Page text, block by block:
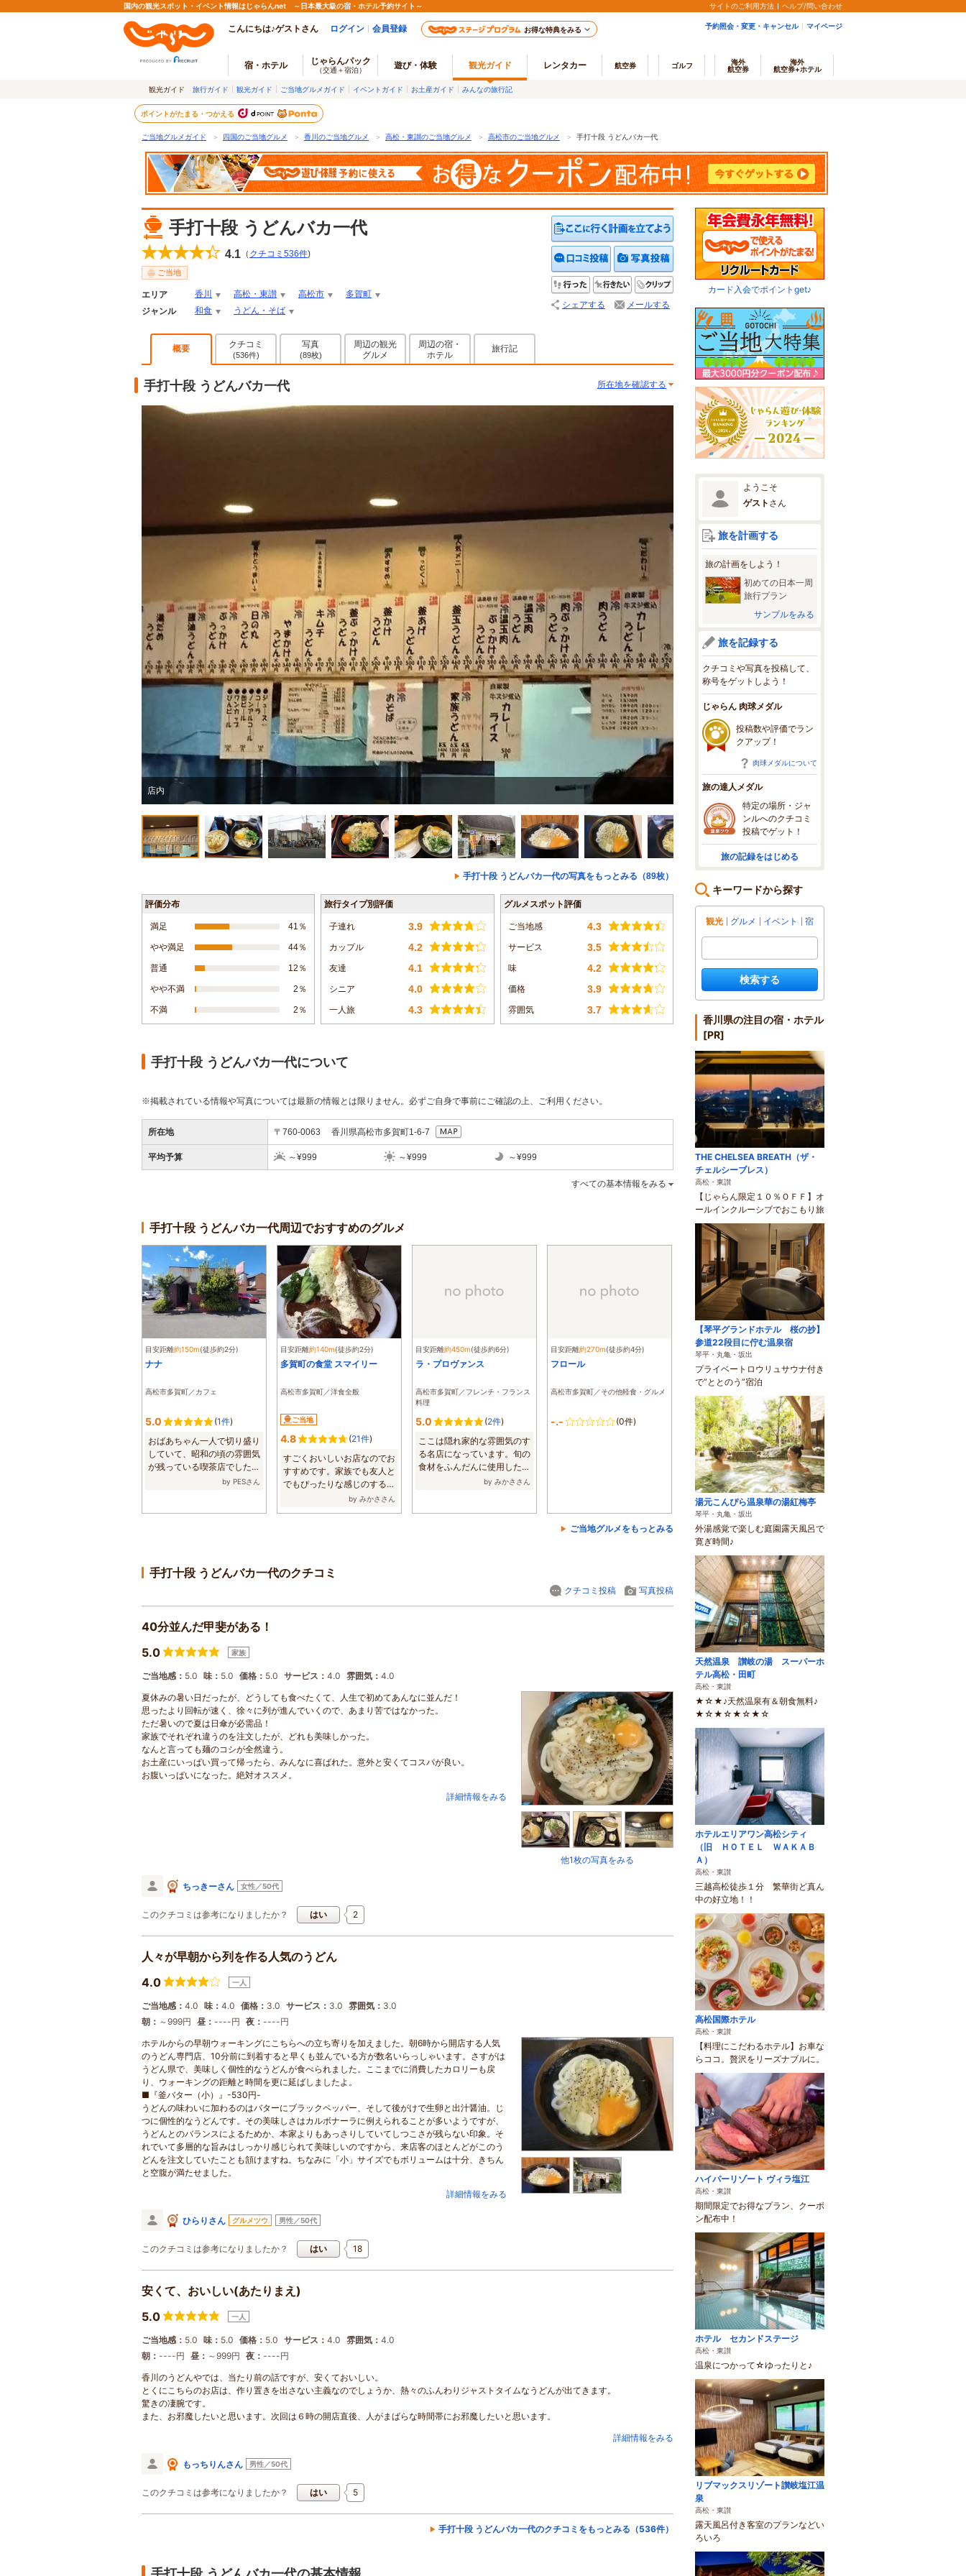
国内の観光スポット・イベント情報はじゃらんnet ～日本最大級の宿・ホテル予約サイト～ サイトのご利用方法 ヘルプ/問い合わせ
こんにちは♪ゲストさん ログイン 会員登録 お得な特典をみる 予約照会・変更・キャンセル マイページ
宿・ホテル じゃらんパック
（交通＋宿泊） 遊び・体験 観光ガイド レンタカー 航空券 ゴルフ
海外
航空券
海外
航空券+ホテル
観光ガイド 旅行ガイド 観光ガイド ご当地グルメガイド イベントガイド お土産ガイド みんなの旅行記
ポイントがたまる・つかえる
ご当地グルメガイド ＞ 四国のご当地グルメ ＞ 香川のご当地グルメ ＞ 高松・東讃のご当地グルメ ＞ 高松市のご当地グルメ ＞ 手打十段 うどんバカ一代
手打十段 うどんバカ一代
4.1 （ クチコミ 536件)
ご当地
エリア 香川 高松・東讃 高松市
多賀町
ジャンル
和食 うどん・そば
クチコミを投稿する写真を投稿する
行った 行きたい
シェアする メールする
概要 クチコミ
(536件)
写真
(89枚)
周辺の観光
グルメ
周辺の宿・
ホテル
旅行記
手打十段 うどんバカ一代 所在地を確認する
店内
手打十段 うどんバカ一代の写真をもっとみる（89枚）
評価分布
満足 41％
やや満足 44％
普通 12％
やや不満 2％
不満 2％
旅行タイプ別評価
子連れ 3.9
カップル 4.2
友達 4.1
シニア 4.0
一人旅 4.3
グルメスポット評価
ご当地感 4.3
サービス 3.5
味 4.2
価格 3.9
雰囲気 3.7
手打十段 うどんバカ一代について
※掲載されている情報や写真については最新の情報とは限りません。必ずご自身で事前にご確認の上、ご利用ください。
所在地 〒760-0063 香川県高松市多賀町1-6-7
平均予算 ～¥999 ～¥999 ～¥999
すべての基本情報をみる
手打十段 うどんバカ一代周辺でおすすめのグルメ
目安距離約150m(徒歩約2分)
ナナ
高松市多賀町／カフェ
5.0 (1件)
おばあちゃん一人で切り盛り
していて、昭和の頃の雰囲気
が残っている喫茶店でした。
by PESさん
目安距離約140m(徒歩約2分)
多賀町の食堂 スマイリー
高松市多賀町／洋食全般
ご当地
4.8 (21件)
すごくおいしいお店なのでお
すすめです。家族でも友人と
でもぴったりな感じのする良
by みかささん
目安距離約450m(徒歩約6分)
ラ・プロヴァンス
高松市多賀町／フレンチ・フランス
料理
5.0 (2件)
ここは隠れ家的な雰囲気のす
る名店になっています。旬の
食材をふんだんに使用したコ
by みかささん
目安距離約270m(徒歩約4分)
フロール
高松市多賀町／その他軽食・グルメ
-.- (0件)
ご当地グルメをもっとみる
手打十段 うどんバカ一代のクチコミ
クチコミ投稿 写真投稿
40分並んだ甲斐がある！
5.0
家族
ご当地感： 5.0 味： 5.0 価格： 5.0 サービス： 4.0 雰囲気： 4.0
夏休みの暑い日だったが、どうしても食べたくて、人生で初めてあんなに並んだ！
思ったより回転が速く、徐々に列が進んでいくので、あまり苦ではなかった。
ただ暑いので夏は日傘が必需品！
家族でそれぞれ違うのを注文したが、どれも美味しかった。
なんと言っても麺のコシが全然違う。
お土産にいっぱい買って帰ったら、みんなに喜ばれた。意外と安くてコスパが良い。
お腹いっぱいになった。絶対オススメ。
詳細情報をみる
他1枚の写真をみる
ちっきーさん 女性／50代
このクチコミは参考になりましたか？ 2
はい
人々が早朝から列を作る人気のうどん
4.0
一人
ご当地感： 4.0 味： 4.0 価格： 3.0 サービス： 3.0 雰囲気： 3.0
朝： ～999円 昼： ----円 夜： ----円
ホテルからの早朝ウォーキングにこちらへの立ち寄りを加えました。朝6時から開店する人気
のうどん専門店、10分前に到着すると早くも並んでいる方が数名いらっしゃいます。さすがは
うどん県で、美味しく個性的なうどんが食べられました。ここまでに消費したカロリーも戻
り、ウォーキングの距離と時間を更に延ばしましたよ。
■『釜バター（小）』-530円-
うどんの味わいに加わるのはバターにブラックペッパー、そして後がけで生卵と出汁醤油。じ
つに個性的なうどんです。その美味しさはカルボナーラに例えられることが多いようですが、
うどんとのバランスによるためか、本家よりもあっさりしていてしつこさが残らない印象。そ
れでいて多層的な旨みはしっかり感じられて美味しいのですから、来店客のほとんどがこのう
どんを注文していたことも頷けますね。ちなみに「小」サイズでもボリュームは十分、きちん
と空腹が満たせました。
詳細情報をみる
ひらりさん グルメツウ 男性／50代
このクチコミは参考になりましたか？ 18
はい
安くて、おいしい(あたりまえ)
5.0
一人
ご当地感： 5.0 味： 5.0 価格： 5.0 サービス： 4.0 雰囲気： 4.0
朝： ----円 昼： ～999円 夜： ----円
香川のうどんやでは、当たり前の話ですが、安くておいしい。
とくにこちらのお店は、作り置きを出さない主義なのでしょうか、熱々のふんわりジャストタイムなうどんが出てきます。
驚きの凄腕です。
また、お邪魔したいと思います。次回は６時の開店直後、人がまばらな時間帯にお邪魔したいと思います。
詳細情報をみる
もっちりんさん 男性／50代
このクチコミは参考になりましたか？ 5
はい
手打十段 うどんバカ一代のクチコミをもっとみる（536件）
カード入会でポイントget♪
ようこそ
ゲスト さん
旅を計画する
旅の計画をしよう！
初めての日本一周
旅行プラン
サンプルをみる
旅を記録する
クチコミや写真を投稿して、
称号をゲットしよう！
じゃらん 肉球メダル
投稿数や評価でラン
クアップ！
肉球メダルについて
旅の達人メダル
特定の場所・ジャ
ンルへのクチコミ
投稿でゲット！
旅の記録をはじめる
キーワードから探す
観光 グルメ イベント 宿
検索する
香川県の注目の宿・ホテル
[PR]
THE CHELSEA BREATH（ザ・
チェルシーブレス）
高松・東讃
【じゃらん限定１０％ＯＦＦ】オ
ールインクルーシブでおこもり旅
【琴平グランドホテル 桜の抄】
参道22段目に佇む温泉宿
琴平・丸亀・坂出
プライベートロウリュサウナ付き
で”ととのう”宿泊
湯元こんぴら温泉華の湯紅梅亭
琴平・丸亀・坂出
外湯感覚で楽しむ庭園露天風呂で
寛ぎ時間♪
天然温泉 讃岐の湯 スーパーホ
テル高松・田町
高松・東讃
★☆★♪天然温泉有＆朝食無料♪
★☆★☆★☆★☆
ホテルエリアワン高松シティ
（旧 ＨＯＴＥＬ ＷＡＫＡＢ
Ａ）
高松・東讃
三越高松徒歩１分 繁華街ど真ん
中の好立地！！
高松国際ホテル
高松・東讃
【料理にこだわるホテル】お車な
らココ。贅沢をリーズナブルに。
ハイパーリゾート ヴィラ塩江
高松・東讃
期間限定でお得なプラン、クーポ
ン配布中！
ホテル セカンドステージ
高松・東讃
温泉につかって☆ゆったりと♪
リブマックスリゾート讃岐塩江温
泉
高松・東讃
露天風呂付き客室のプランなどい
ろいろ